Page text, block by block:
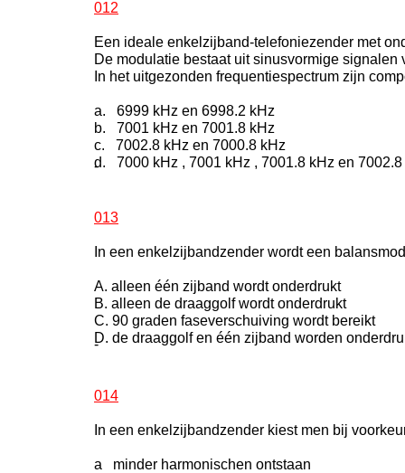
012
Een ideale enkelzijband-telefoniezender met
De modulatie bestaat uit sinusvormige signalen
In het uitgezonden frequentiespectrum zijn
a. 6999 kHz en 6998.2 kHz
b. 7001 kHz en 7001.8 kHz
c. 7002.8 kHz en 7000.8 kHz
d. 7000 kHz , 7001 kHz , 7001.8 kHz en 7002.8
-
013
In een enkelzijbandzender wordt een
A. alleen één zijband wordt onderdrukt
B. alleen de draaggolf wordt onderdrukt
C. 90 graden faseverschuiving wordt bereikt
D. de draaggolf en één zijband worden
-
014
In een enkelzijbandzender kiest men bij
a minder harmonischen ontstaan